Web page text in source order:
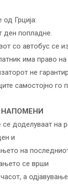
Грција:
ден попладне.
со автобус се
има право
не
самостојно го
доделуваат на
и
на
се врши
а